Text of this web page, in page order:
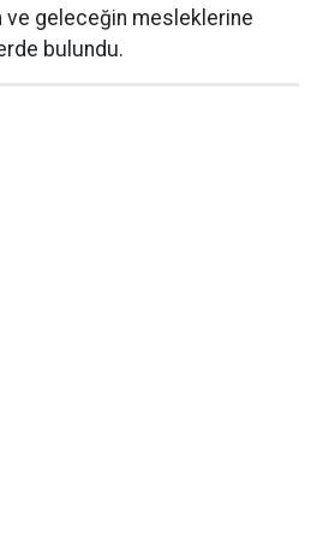
ve geleceğin mesleklerine
bulundu.